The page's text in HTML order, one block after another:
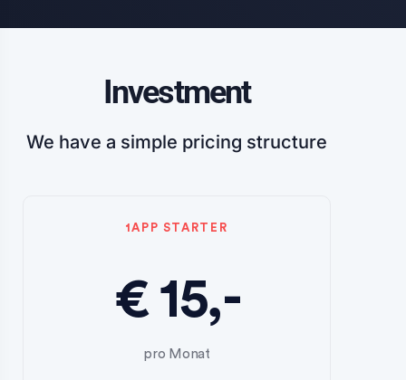
Investment
We have a simple pricing structure
1APP STARTER
€ 15,-
pro Monat